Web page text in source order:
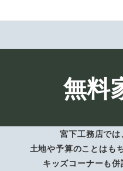
無料
宮下工務店で
土地や予算のことはも
キッズコーナーも